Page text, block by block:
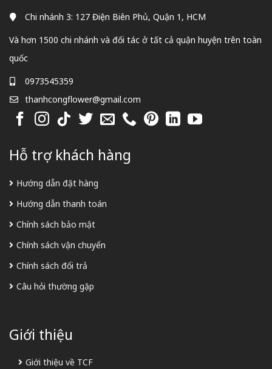
Chi nhánh 3: 127 Điện Biên Phủ, Quận 1, HCM
Và hơn 1500 chi nhánh và đối tác ở tất cả quận huyện trên toàn
quốc
0973545359
thanhcongflower@gmail.com
Hỗ trợ khách hàng
Hướng dẫn đặt hàng
Hướng dẫn thanh toán
Chính sách bảo mật
Chính sách vận chuyển
Chính sách đổi trả
Câu hỏi thường gặp
Giới thiệu
Giới thiệu về TCF